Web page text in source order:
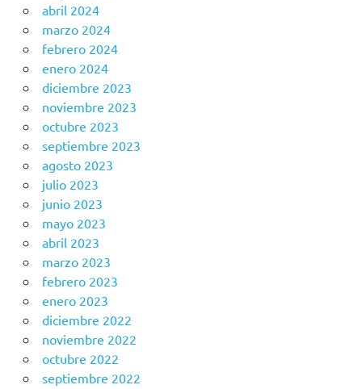
abril 2024
marzo 2024
febrero 2024
enero 2024
diciembre 2023
noviembre 2023
octubre 2023
septiembre 2023
agosto 2023
julio 2023
junio 2023
mayo 2023
abril 2023
marzo 2023
febrero 2023
enero 2023
diciembre 2022
noviembre 2022
octubre 2022
septiembre 2022